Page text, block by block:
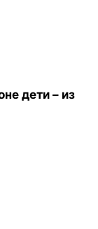
дети – из